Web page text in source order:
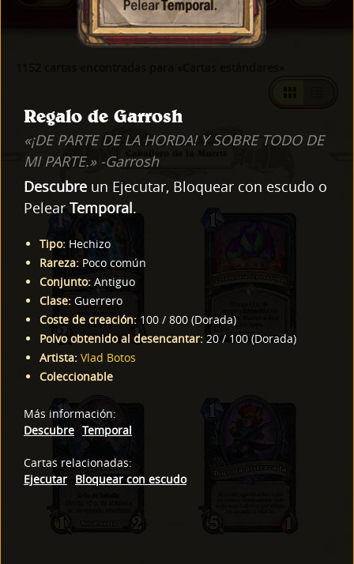
Regalo de Garrosh
«¡DE PARTE DE LA HORDA! Y SOBRE TODO DE
MI PARTE.» -Garrosh
Descubre un Ejecutar, Bloquear con escudo o
Pelear Temporal.
Tipo: Hechizo
Rareza: Poco común
Conjunto: Antiguo
Clase: Guerrero
Coste de creación: 100 / 800 (Dorada)
Polvo obtenido al desencantar: 20 / 100 (Dorada)
Artista: Vlad Botos
Coleccionable
Más información:
Descubre Temporal
Cartas relacionadas:
Ejecutar Bloquear con escudo